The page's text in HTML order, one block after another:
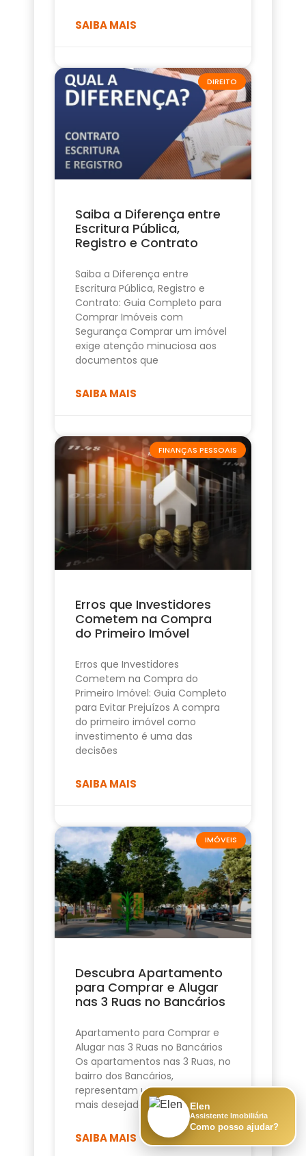
SAIBA MAIS
DIREITO
Saiba a Diferença entre
Escritura Pública,
Registro e Contrato
Saiba a Diferença entre
Escritura Pública, Registro e
Contrato: Guia Completo para
Comprar Imóveis com
Segurança Comprar um imóvel
exige atenção minuciosa aos
documentos que
SAIBA MAIS
FINANÇAS PESSOAIS
Erros que Investidores
Cometem na Compra
do Primeiro Imóvel
Erros que Investidores
Cometem na Compra do
Primeiro Imóvel: Guia Completo
para Evitar Prejuízos A compra
do primeiro imóvel como
investimento é uma das
decisões
SAIBA MAIS
IMÓVEIS
Descubra Apartamento
para Comprar e Alugar
nas 3 Ruas no Bancários
Apartamento para Comprar e
Alugar nas 3 Ruas no Bancários
Os apartamentos nas 3 Ruas, no
bairro dos Bancários,
representam uma das opções
mais desejadas de
SAIBA MAIS
Elen
Assistente Imobiliária
Como posso ajudar?